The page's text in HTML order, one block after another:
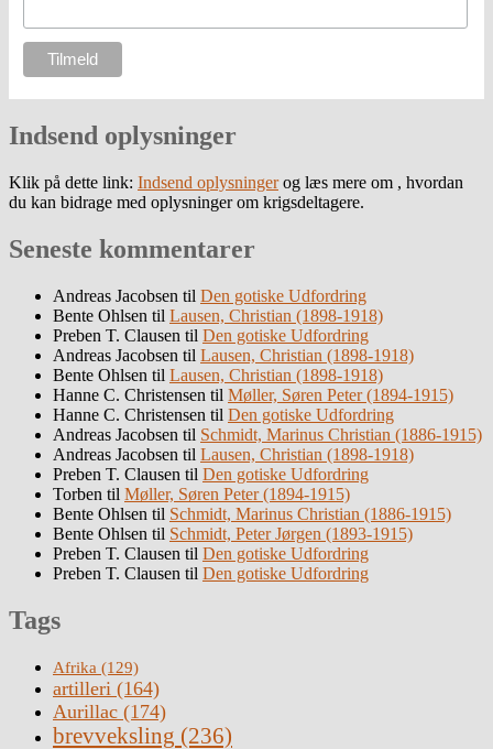
Indsend oplysninger
Klik på dette link: Indsend oplysningerog læs mere om , hvordan
du kan bidrage med oplysninger om krigsdeltagere.
Seneste kommentarer
Andreas Jacobsen til Den gotiske Udfordring
Bente Ohlsen til Lausen, Christian (1898-1918)
Preben T. Clausen til Den gotiske Udfordring
Andreas Jacobsen til Lausen, Christian (1898-1918)
Bente Ohlsen til Lausen, Christian (1898-1918)
Hanne C. Christensen til Møller, Søren Peter (1894-1915)
Hanne C. Christensen til Den gotiske Udfordring
Andreas Jacobsen til Schmidt, Marinus Christian (1886-1915)
Andreas Jacobsen til Lausen, Christian (1898-1918)
Preben T. Clausen til Den gotiske Udfordring
Torben til Møller, Søren Peter (1894-1915)
Bente Ohlsen til Schmidt, Marinus Christian (1886-1915)
Bente Ohlsen til Schmidt, Peter Jørgen (1893-1915)
Preben T. Clausen til Den gotiske Udfordring
Preben T. Clausen til Den gotiske Udfordring
Tags
Afrika (129)
artilleri (164)
Aurillac (174)
brevveksling (236)